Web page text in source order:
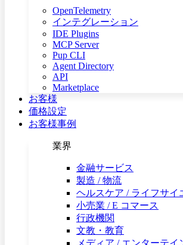
OpenTelemetry
インテグレーション
IDE Plugins
MCP Server
Pup CLI
Agent Directory
API
Marketplace
お客様
価格設定
お客様事例
業界
金融サービス
製造 / 物流
ヘルスケア / ライフサイ
小売業 / E コマース
行政機関
文教・教育
メディア / エンターテイ